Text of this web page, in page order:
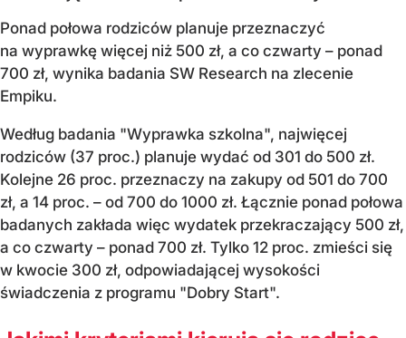
Ponad połowa rodziców planuje przeznaczyć
na wyprawkę więcej niż 500 zł, a co czwarty – ponad
700 zł, wynika badania SW Research na zlecenie
Empiku.
Według badania "Wyprawka szkolna", najwięcej
rodziców (37 proc.) planuje wydać od 301 do 500 zł.
Kolejne 26 proc. przeznaczy na zakupy od 501 do 700
zł, a 14 proc. – od 700 do 1000 zł. Łącznie ponad połowa
badanych zakłada więc wydatek przekraczający 500 zł,
a co czwarty – ponad 700 zł. Tylko 12 proc. zmieści się
w kwocie 300 zł, odpowiadającej wysokości
świadczenia z programu "Dobry Start".